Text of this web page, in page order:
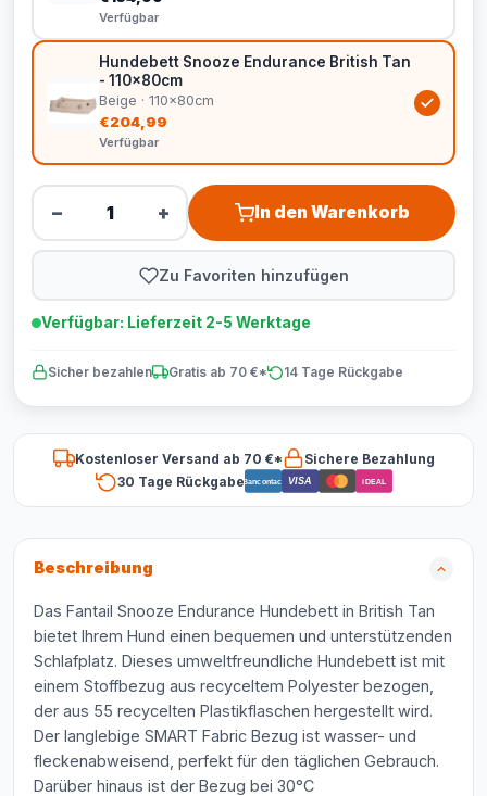
Verfügbar
Hundebett Snooze Endurance British Tan
- 110x80cm
Beige · 110x80cm
€204,99
Verfügbar
− + In den Warenkorb
Zu Favoriten hinzufügen
Verfügbar: Lieferzeit 2-5 Werktage
Sicher bezahlen Gratis ab 70 €* 14 Tage Rückgabe
Kostenloser Versand ab 70 €*
Sichere Bezahlung
30 Tage RückgabeBancontact VISA iDEAL
Beschreibung
Das Fantail Snooze Endurance Hundebett in British Tan
bietet Ihrem Hund einen bequemen und unterstützenden
Schlafplatz. Dieses umweltfreundliche Hundebett ist mit
einem Stoffbezug aus recyceltem Polyester bezogen,
der aus 55 recycelten Plastikflaschen hergestellt wird.
Der langlebige SMART Fabric Bezug ist wasser- und
fleckenabweisend, perfekt für den täglichen Gebrauch.
Darüber hinaus ist der Bezug bei 30°C